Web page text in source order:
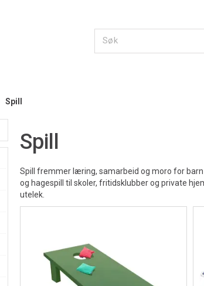
Spill
Spill
Spill fremmer læring, samarbeid og moro for barn
og hagespill til skoler, fritidsklubber og private
utelek.